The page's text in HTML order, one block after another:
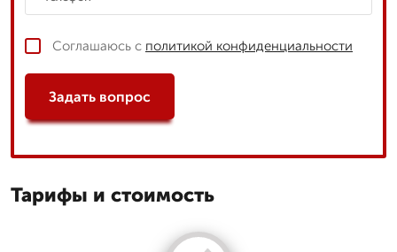
Соглашаюсь с политикой конфиденциальности
Задать вопрос
Тарифы и стоимость